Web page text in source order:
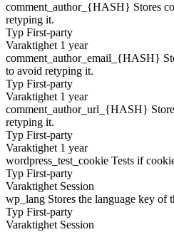
comment_author_{HASH} Stores
retyping it.
Typ First-party
Varaktighet 1 year
comment_author_email_{HASH}
to avoid retyping it.
Typ First-party
Varaktighet 1 year
comment_author_url_{HASH}
retyping it.
Typ First-party
Varaktighet 1 year
wordpress_test_cookie Tests if
Typ First-party
Varaktighet Session
wp_lang Stores the language key of
Typ First-party
Varaktighet Session